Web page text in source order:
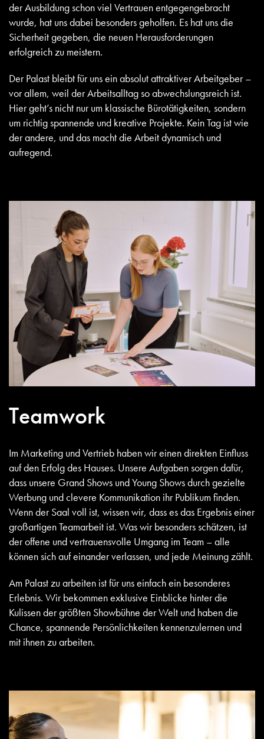
der Ausbildung schon viel Vertrauen entgegengebracht
wurde, hat uns dabei besonders geholfen. Es hat uns die
Sicherheit gegeben, die neuen Herausforderungen
erfolgreich zu meistern.
Der Palast bleibt für uns ein absolut attraktiver Arbeitgeber –
vor allem, weil der Arbeitsalltag so abwechslungsreich ist.
Hier geht’s nicht nur um klassische Bürotätigkeiten, sondern
um richtig spannende und kreative Projekte. Kein Tag ist wie
der andere, und das macht die Arbeit dynamisch und
aufregend.
Teamwork
Im Marketing und Vertrieb haben wir einen direkten Einfluss
auf den Erfolg des Hauses. Unsere Aufgaben sorgen dafür,
dass unsere Grand Shows und Young Shows durch gezielte
Werbung und clevere Kommunikation ihr Publikum finden.
Wenn der Saal voll ist, wissen wir, dass es das Ergebnis einer
großartigen Teamarbeit ist. Was wir besonders schätzen, ist
der offene und vertrauensvolle Umgang im Team – alle
können sich auf einander verlassen, und jede Meinung zählt.
Am Palast zu arbeiten ist für uns einfach ein besonderes
Erlebnis. Wir bekommen exklusive Einblicke hinter die
Kulissen der größten Showbühne der Welt und haben die
Chance, spannende Persönlichkeiten kennenzulernen und
mit ihnen zu arbeiten.